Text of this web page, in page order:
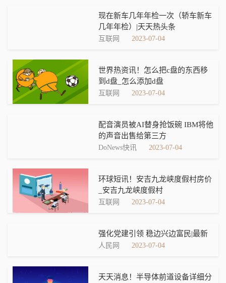
现在新车几年年检一次（轿车新车
几年年检）|天天热头条
互联网 2023-07-04
世界热资讯！怎么把c盘的东西移
到d盘_怎么添加d盘
互联网 2023-07-04
配音演员被AI替身抢饭碗 IBM将他
的声音出售给第三方
DoNews快讯 2023-07-04
环球短讯！安吉九龙峡度假村房价
_安吉九龙峡度假村
互联网 2023-07-04
强化党建引领 稳边兴边富民|最新
人民网 2023-07-04
天天消息！半导体前道设备详细分